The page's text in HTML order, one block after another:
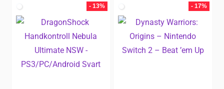
- 13% - 17%